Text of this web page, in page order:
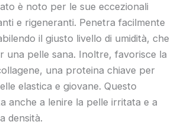
è noto per le sue eccezionali
e rigeneranti. Penetra facilmente
il giusto livello di umidità, che
una pelle sana. Inoltre, favorisce la
una proteina chiave per
elastica e giovane. Questo
anche a lenire la pelle irritata e a
densità.